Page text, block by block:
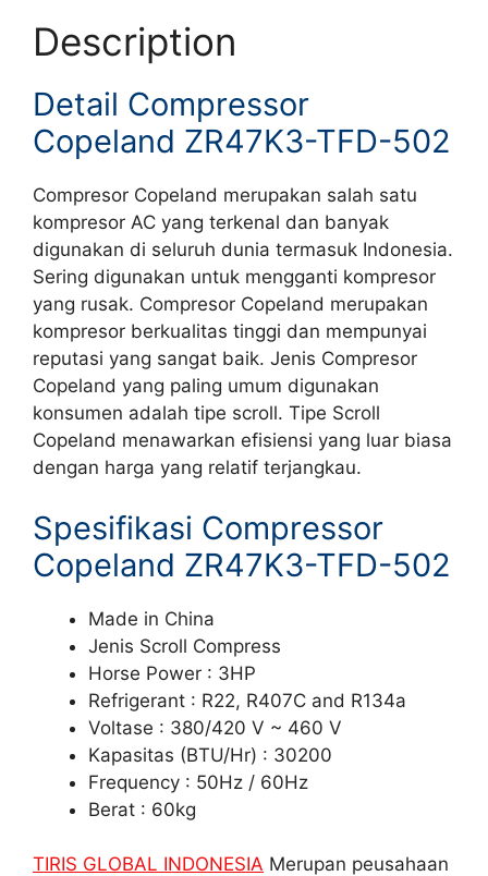
Description
Detail Compressor
Copeland ZR47K3-TFD-502
Compresor Copeland merupakan salah satu
kompresor AC yang terkenal dan banyak
digunakan di seluruh dunia termasuk Indonesia.
Sering digunakan untuk mengganti kompresor
yang rusak. Compresor Copeland merupakan
kompresor berkualitas tinggi dan mempunyai
reputasi yang sangat baik. Jenis Compresor
Copeland yang paling umum digunakan
konsumen adalah tipe scroll. Tipe Scroll
Copeland menawarkan efisiensi yang luar biasa
dengan harga yang relatif terjangkau.
Spesifikasi Compressor
Copeland ZR47K3-TFD-502
Made in China
Jenis Scroll Compress
Horse Power : 3HP
Refrigerant : R22, R407C and R134a
Voltase : 380/420 V ~ 460 V
Kapasitas (BTU/Hr) : 30200
Frequency : 50Hz / 60Hz
Berat : 60kg
TIRIS GLOBAL INDONESIA Merupan peusahaan